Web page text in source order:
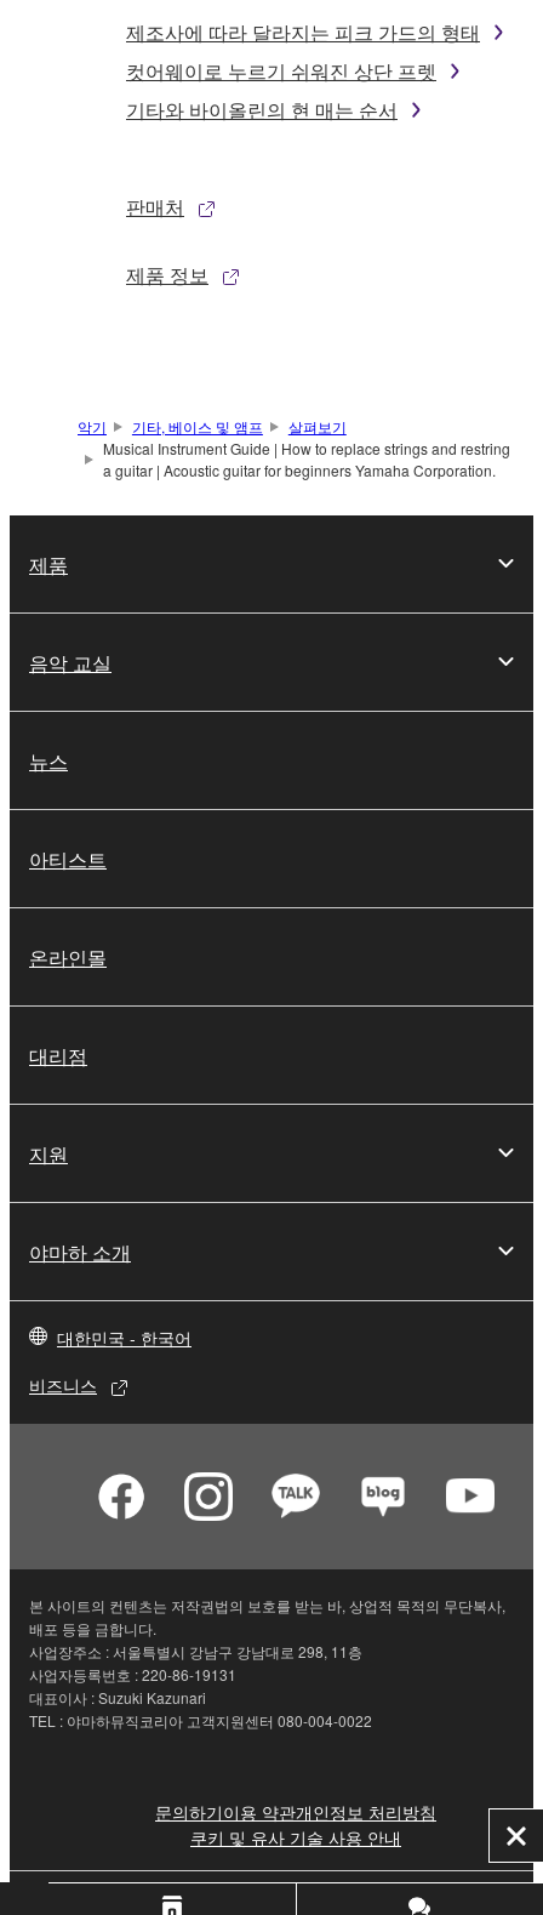
제조사에 따라 달라지는 피크 가드의 형태
컷어웨이로 누르기 쉬워진 상단 프렛
기타와 바이올린의 현 매는 순서
판매처
제품 정보
닫
기
악기 기타, 베이스 및 앰프
살펴보기
Musical Instrument Guide | How to replace strings and restring
a guitar | Acoustic guitar for beginners Yamaha Corporation.
제품
음악 교실
뉴스
아티스트
온라인몰
대리점
지원
야마하 소개
대한민국 - 한국어
비즈니스
본 사이트의 컨텐츠는 저작권법의 보호를 받는 바, 상업적 목적의 무단복사,
배포 등을 금합니다.
사업장주소 : 서울특별시 강남구 강남대로 298, 11층
사업자등록번호 : 220-86-19131
대표이사 : Suzuki Kazunari
TEL : 야마하뮤직코리아 고객지원센터 080-004-0022
문의하기이용 약관개인정보 처리방침
쿠키 및 유사 기술 사용 안내